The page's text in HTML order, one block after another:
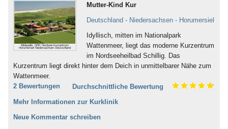
Bildquelle: DRK Nordsee-Kurzentrum
Horumersiel Niedersachsen Deutschland
Mutter-Kind Kur
Deutschland - Niedersachsen - Horumersiel
Idyllisch, mitten im Nationalpark
Wattenmeer, liegt das moderne Kurzentrum
im Nordseeheilbad Schillig. Das
Kurzentrum liegt direkt hinter dem Deich in unmittelbarer Nähe zum
Wattenmeer.
2 Bewertungen
Durchschnittliche Bewertung
Mehr Informationen zur Kurklinik
Neue Kommentar schreiben